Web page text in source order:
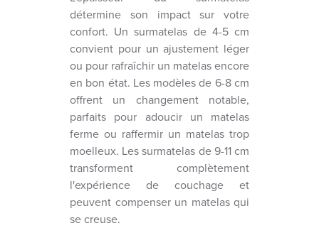
détermine son impact sur votre
confort. Un surmatelas de 4-5 cm
convient pour un ajustement léger
ou pour rafraîchir un matelas encore
en bon état. Les modèles de 6-8 cm
offrent un changement notable,
parfaits pour adoucir un matelas
ferme ou raffermir un matelas trop
moelleux. Les surmatelas de 9-11 cm
transforment complètement
l'expérience de couchage et
peuvent compenser un matelas qui
se creuse.